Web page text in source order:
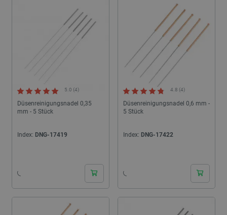
Düsenreinigungsnadel 0,35
mm - 5 Stück
5.0 (4)
Index: DNG-17419
Düsenreinigungsnadel 0,6 mm -
5 Stück
4.8 (4)
Index: DNG-17422